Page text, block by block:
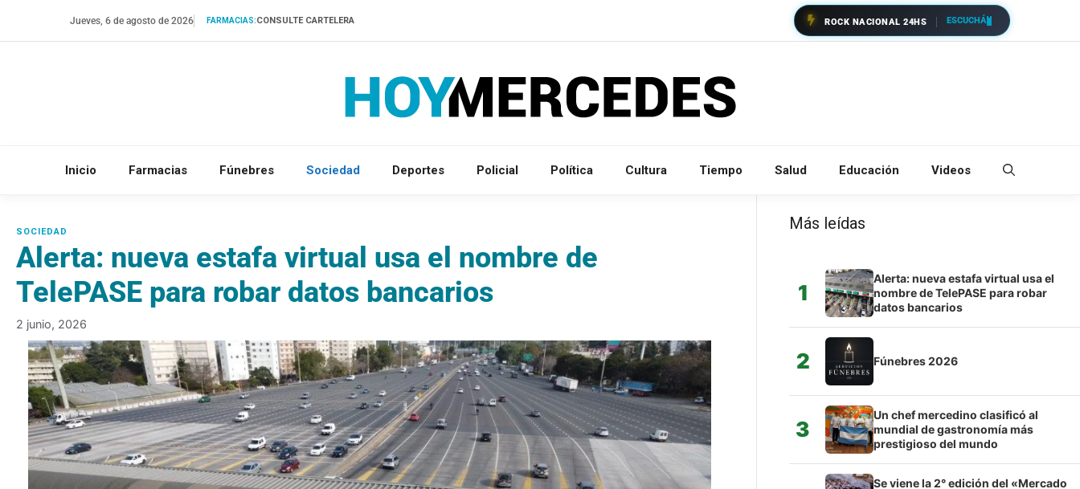
Jueves, 6 de agosto de 2026 FARMACIAS:CONSULTE CARTELERA ROCK NACIONAL 24HS ESCUCHÁ
Inicio Farmacias Fúnebres Sociedad Deportes Policial Política Cultura Tiempo Salud Educación Videos
Alerta: nueva estafa virtual usa el nombre de
TelePASE para robar datos bancarios
2 junio, 2026
Más leídas
1
Alerta: nueva estafa virtual usa el
nombre de TelePASE para robar
datos bancarios
2 Fúnebres 2026
3
Un chef mercedino clasificó al
mundial de gastronomía más
prestigioso del mundo
Se viene la 2° edición del «Mercado